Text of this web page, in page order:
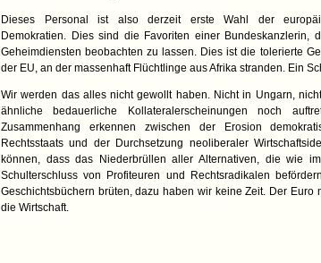
Dieses Personal ist also derzeit erste Wahl der
Demokratien. Dies sind die Favoriten einer Bundeskanzlerin,
Geheimdiensten beobachten zu lassen. Dies ist die tolerierte
der EU, an der massenhaft Flüchtlinge aus Afrika stranden. Ein
Wir werden das alles nicht gewollt haben. Nicht in Ungarn,
ähnliche bedauerliche Kollateralerscheinungen noch
Zusammenhang erkennen zwischen der Erosion
Rechtsstaats und der Durchsetzung neoliberaler
können, dass das Niederbrüllen aller Alternativen, die wie
Schulterschluss von Profiteuren und Rechtsradikalen
Geschichtsbüchern brüten, dazu haben wir keine Zeit. Der Euro
die Wirtschaft.